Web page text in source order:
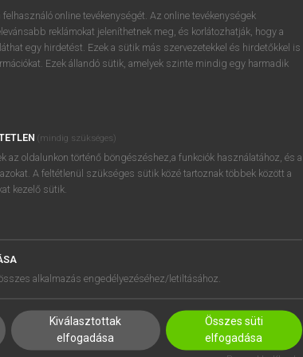
próbaverziójának elindításához
regisztrálok ésbelépek.
REGISZTRÁCIÓ
BEÁLLÍTÁSOK
online tevékenységét. Az online tevékenységek
reklámokat jeleníthetnek meg, és korlátozhatják, hogy a
egy hirdetést. Ezek a sütik más szervezetekkel és hirdetőkkel is
Ezek állandó sütik, amelyek szinte mindig egy harmadik
(mindig szükséges)
az oldalunkon történő böngészéshez,a funkciók használatához, és a
A feltétlenül szükséges sütik közé tartoznak többek között a
kezelő sütik.
alkalmazás engedélyezéséhez/letiltásához.
Kiválasztottak
elfogadása
Összes süti
elfogadása